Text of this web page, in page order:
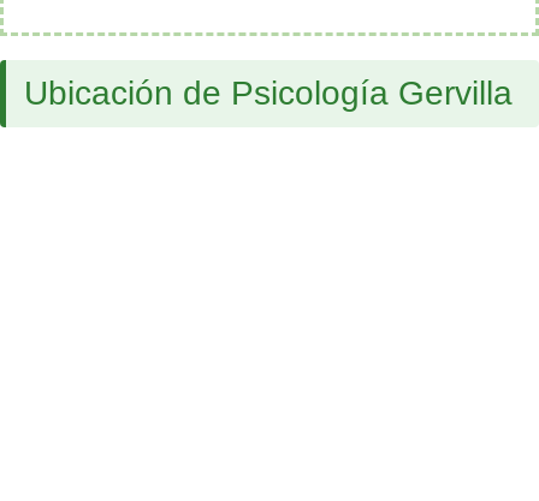
Ubicación de Psicología Gervilla